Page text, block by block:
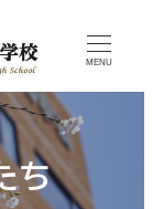
MENU
ち